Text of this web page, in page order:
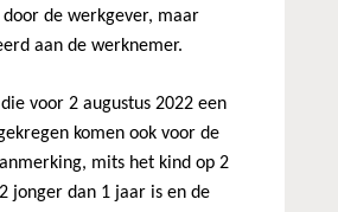
de werkgever, maar
aan de werknemer.
voor 2 augustus 2022 een
komen ook voor de
mits het kind op 2
jonger dan 1 jaar is en de